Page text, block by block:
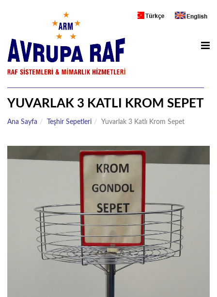
YUVARLAK 3 KATLI KROM SEPET
Ana Sayfa Teşhir Sepetleri Yuvarlak 3 Katlı Krom Sepet
METAL MARKET RAFLARI
AHŞAP MAĞAZA RAFLARI
SOĞUTUCU DOLAP
ZÜCCACIYE RAFLARI
TEŞHIR STANDLARI
PLASTIK ÇEKMECELI AVADANLIK
BANKO&VITRIN